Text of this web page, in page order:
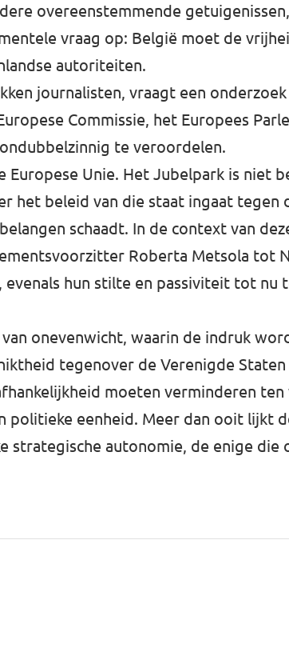
overeenstemmende
vraag op: België moet de
autoriteiten.
journalisten, vraagt een
Commissie, het Europees
te veroordelen.
Unie. Het Jubelpark is niet
het beleid van die staat ingaat tegen
schaadt. In de context van
Roberta Metsola tot
hun stilte en passiviteit tot nu
onevenwicht, waarin de indruk
tegenover de Verenigde Staten
moeten verminderen ten
eenheid. Meer dan ooit lijkt
strategische autonomie, de enige die